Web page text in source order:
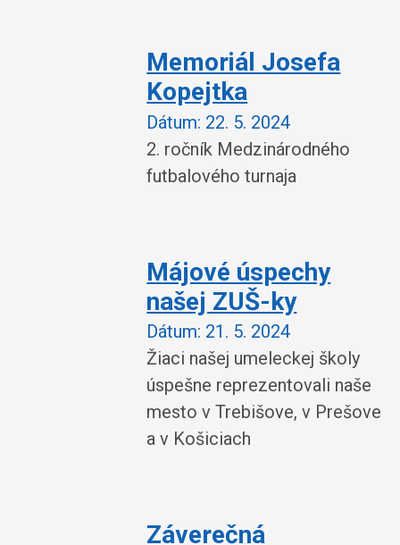
Memoriál Josefa
Kopejtka
Dátum: 22. 5. 2024
2. ročník Medzinárodného
futbalového turnaja
Májové úspechy
našej ZUŠ-ky
Dátum: 21. 5. 2024
Žiaci našej umeleckej školy
úspešne reprezentovali naše
mesto v Trebišove, v Prešove
a v Košiciach
Záverečná